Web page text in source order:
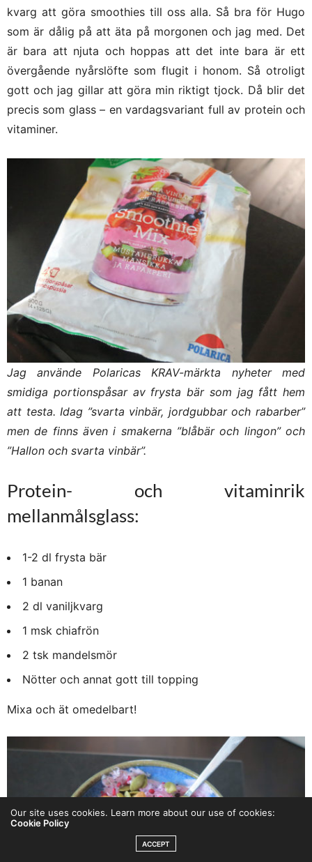
kvarg att göra smoothies till oss alla. Så bra för Hugo
som är dålig på att äta på morgonen och jag med. Det
är bara att njuta och hoppas att det inte bara är ett
övergående nyårslöfte som flugit i honom. Så otroligt
gott och jag gillar att göra min riktigt tjock. Då blir det
precis som glass – en vardagsvariant full av protein och
vitaminer.
Jag använde Polaricas KRAV-märkta nyheter med
smidiga portionspåsar av frysta bär som jag fått hem
att testa. Idag ”svarta vinbär, jordgubbar och rabarber”
men de finns även i smakerna ”blåbär och lingon” och
”Hallon och svarta vinbär”.
Protein- och vitaminrik
mellanmålsglass:
1-2 dl frysta bär
1 banan
2 dl vaniljkvarg
1 msk chiafrön
2 tsk mandelsmör
Nötter och annat gott till topping
Mixa och ät omedelbart!
Our site uses cookies. Learn more about our use of cookies:
Cookie Policy
ACCEPT